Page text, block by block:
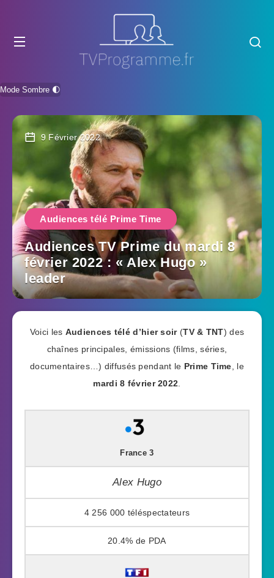
Mode Sombre 🌓
9 Février 2022
Audiences télé Prime Time
Audiences TV Prime du mardi 8
février 2022 : « Alex Hugo »
leader
Voici les Audiences télé d’hier soir (TV & TNT) des
chaînes principales, émissions (films, séries,
documentaires…) diffusés pendant le Prime Time , le
mardi 8 février 2022
France 3
Alex Hugo
4 256 000
20.4%